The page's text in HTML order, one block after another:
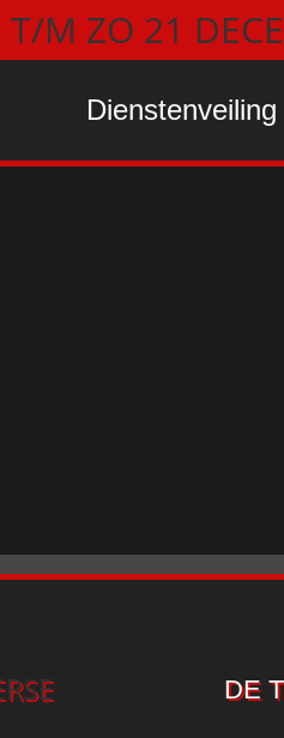
T/M ZO 21
Dienstenveiling
DE